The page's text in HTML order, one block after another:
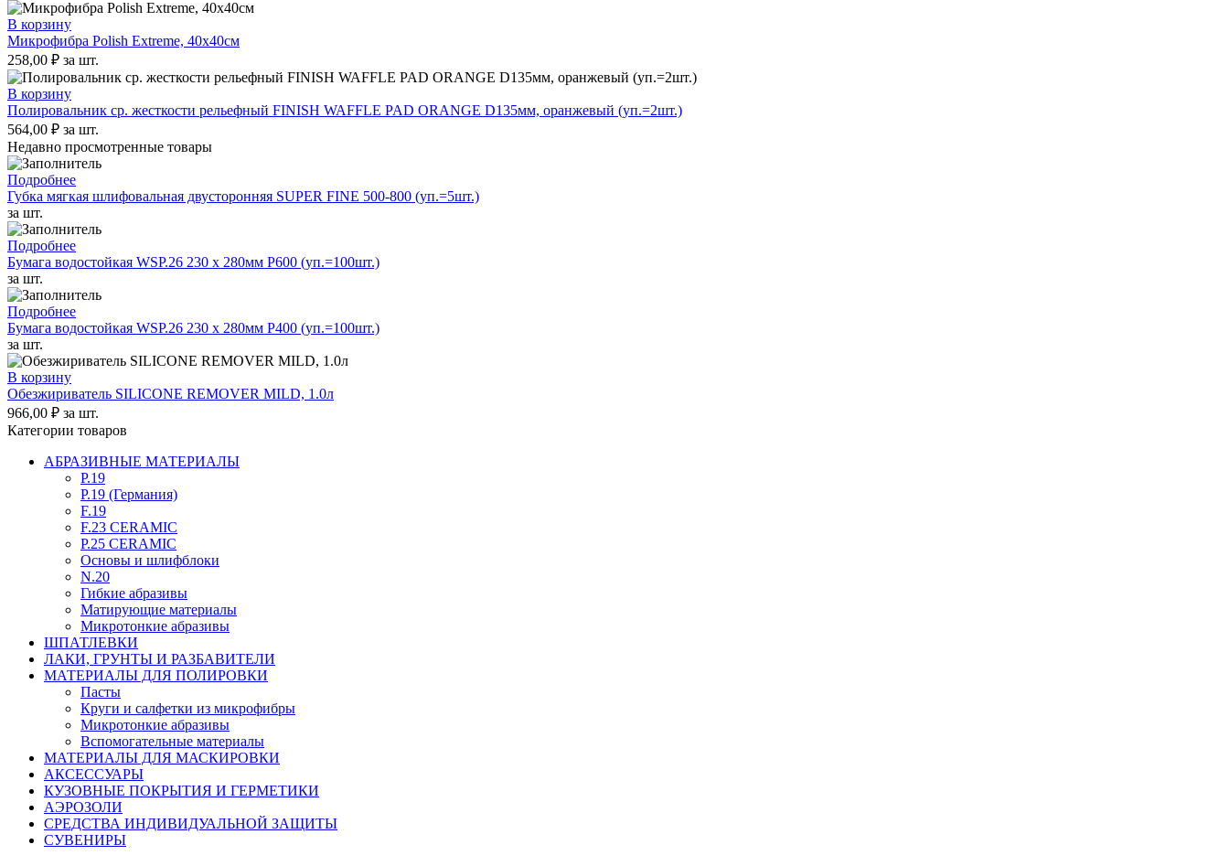
В корзину
Микрофибра Polish Extreme, 40х40см
258,00 ₽ за шт.
В корзину
Полировальник ср. жесткости рельефный FINISH WAFFLE PAD ORANGE D135мм, оранжевый (уп.=2шт.)
564,00 ₽ за шт.
Недавно просмотренные товары
Подробнее
Губка мягкая шлифовальная двусторонняя SUPER FINE 500-800 (уп.=5шт.)
за шт.
Подробнее
Бумага водостойкая WSP.26 230 x 280мм P600 (уп.=100шт.)
за шт.
Подробнее
Бумага водостойкая WSP.26 230 x 280мм P400 (уп.=100шт.)
за шт.
В корзину
Обезжириватель SILICONE REMOVER MILD, 1.0л
966,00 ₽ за шт.
Категории товаров
АБРАЗИВНЫЕ МАТЕРИАЛЫ
P.19
P.19 (Германия)
F.19
F.23 CERAMIC
P.25 CERAMIC
Основы и шлифблоки
N.20
Гибкие абразивы
Матирующие материалы
Микротонкие абразивы
ШПАТЛЕВКИ
ЛАКИ, ГРУНТЫ И РАЗБАВИТЕЛИ
МАТЕРИАЛЫ ДЛЯ ПОЛИРОВКИ
Пасты
Круги и салфетки из микрофибры
Микротонкие абразивы
Вспомогательные материалы
МАТЕРИАЛЫ ДЛЯ МАСКИРОВКИ
АКСЕССУАРЫ
КУЗОВНЫЕ ПОКРЫТИЯ И ГЕРМЕТИКИ
АЭРОЗОЛИ
СРЕДСТВА ИНДИВИДУАЛЬНОЙ ЗАЩИТЫ
СУВЕНИРЫ